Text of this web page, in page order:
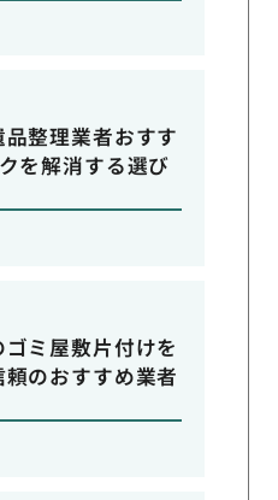
整理業者おすす
を解消する選び
ミ屋敷片付けを
のおすすめ業者